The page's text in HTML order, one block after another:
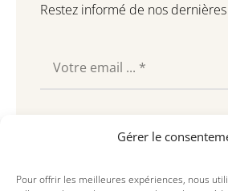
Gérer le
Pour offrir les meilleures expériences, nous
Restez informé de nos
Souscrire